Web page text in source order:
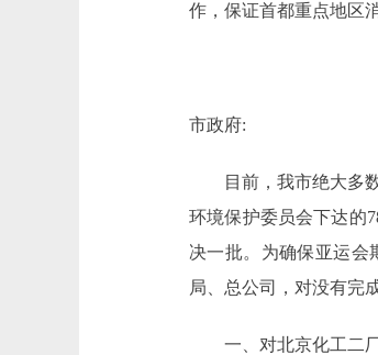
作，保证首都重点地区
市政府:
目前，我市绝大多数
环境保护委员会下达的
决一批。为确保亚运会
局、总公司，对没有完
一、对北京化工二厂